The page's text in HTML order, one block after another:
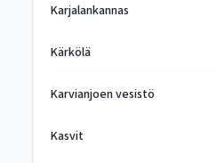
Karjalankannas
Kärkölä
Karvianjoen vesistö
Kasvit